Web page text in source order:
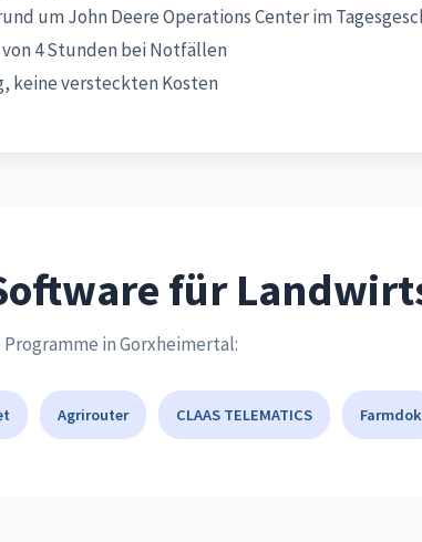
um John Deere Operations Center im
4 Stunden bei Notfällen
keine versteckten Kosten
für
in Gorxheimertal:
Agrirouter CLAAS TELEMATICS Farmdok